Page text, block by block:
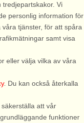
60 m²
till sjö/hav:.
till ett boende där
charm och
lantliga boende.
utvalda detaljer strålar
huset en tidlös
Vi
personlig information för
tjänster, för att spåra
samt visa
eller välja vilka av våra
. Du kan också återkalla
att vår
funktioner